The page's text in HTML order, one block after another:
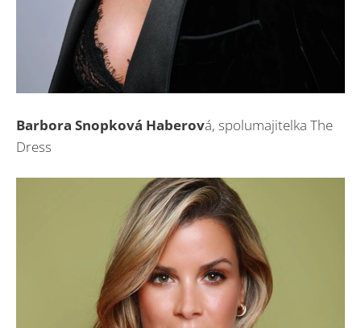
Barbora Snopková Haberová, spolumajitelka The
Dress